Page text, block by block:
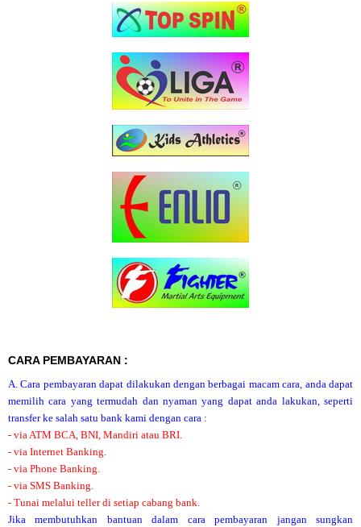
CARA PEMBAYARAN :
A. Cara pembayaran dapat dilakukan dengan berbagai macam cara, anda dapat
memilih cara yang termudah dan nyaman yang dapat anda lakukan, seperti
transfer ke salah satu bank kami dengan cara :
- via ATM BCA, BNI, Mandiri atau BRI.
- via Internet Banking.
- via Phone Banking.
- via SMS Banking.
- Tunai melalui teller di setiap cabang bank.
Jika membutuhkan bantuan dalam cara pembayaran jangan sungkan